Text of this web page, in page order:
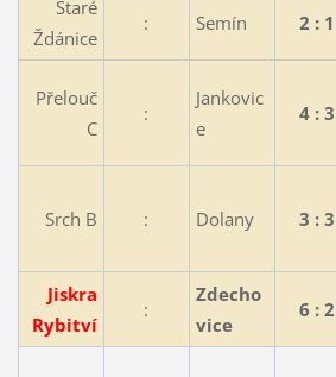
Staré
Ždánice
: Semín 2 : 1
Přelouč
C
:
Jankovic
e
4 : 3
Srch B : Dolany 3 : 3
Jiskra
Rybitví
:
Zdecho
vice
6 : 2